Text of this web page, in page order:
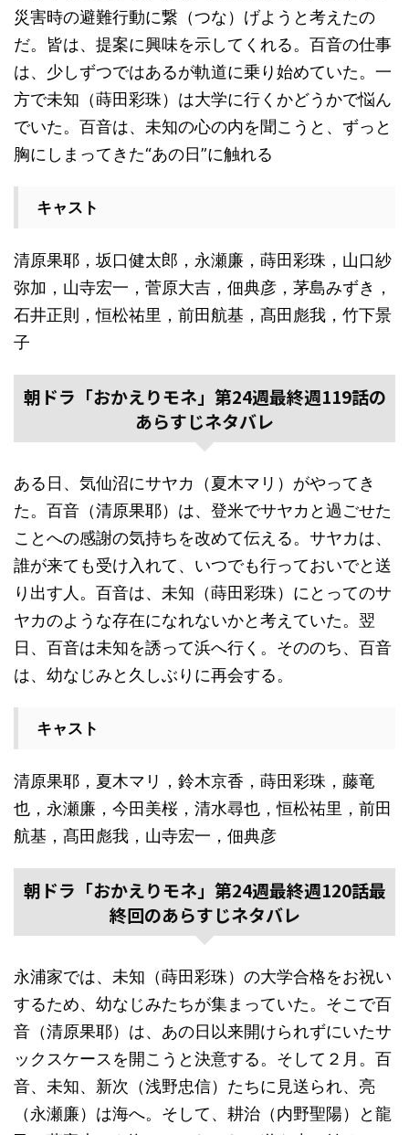
災害時の避難行動に繋（つな）げようと考えたの
だ。皆は、提案に興味を示してくれる。百音の仕事
は、少しずつではあるが軌道に乗り始めていた。一
方で未知（蒔田彩珠）は大学に行くかどうかで悩ん
でいた。百音は、未知の心の内を聞こうと、ずっと
胸にしまってきた“あの日”に触れる
キャスト
清原果耶，坂口健太郎，永瀬廉，蒔田彩珠，山口紗
弥加，山寺宏一，菅原大吉，佃典彦，茅島みずき，
石井正則，恒松祐里，前田航基，髙田彪我，竹下景
子
朝ドラ「おかえりモネ」第24週最終週119話の
あらすじネタバレ
ある日、気仙沼にサヤカ（夏木マリ）がやってき
た。百音（清原果耶）は、登米でサヤカと過ごせた
ことへの感謝の気持ちを改めて伝える。サヤカは、
誰が来ても受け入れて、いつでも行っておいでと送
り出す人。百音は、未知（蒔田彩珠）にとってのサ
ヤカのような存在になれないかと考えていた。翌
日、百音は未知を誘って浜へ行く。そののち、百音
は、幼なじみと久しぶりに再会する。
キャスト
清原果耶，夏木マリ，鈴木京香，蒔田彩珠，藤竜
也，永瀬廉，今田美桜，清水尋也，恒松祐里，前田
航基，髙田彪我，山寺宏一，佃典彦
朝ドラ「おかえりモネ」第24週最終週120話最
終回のあらすじネタバレ
永浦家では、未知（蒔田彩珠）の大学合格をお祝い
するため、幼なじみたちが集まっていた。そこで百
音（清原果耶）は、あの日以来開けられずにいたサ
ックスケースを開こうと決意する。そして２月。百
音、未知、新次（浅野忠信）たちに見送られ、亮
（永瀬廉）は海へ。そして、耕治（内野聖陽）と龍